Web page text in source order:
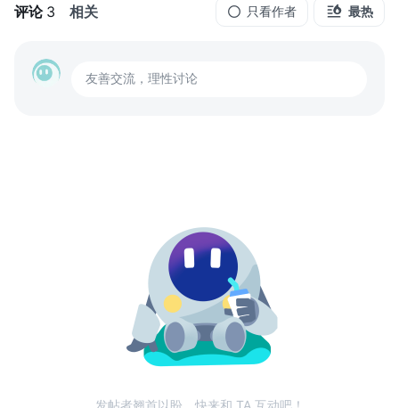
评论 3 相关 只看作者 最热
友善交流，理性讨论
发帖者翘首以盼，快来和 TA 互动吧！